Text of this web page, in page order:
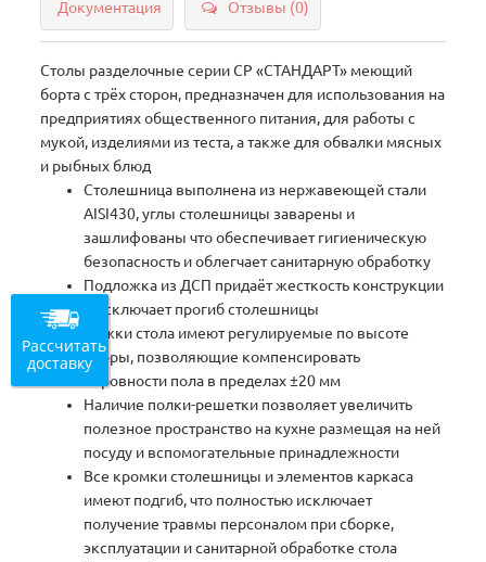
Документация Отзывы (0)
Столы разделочные серии СР «СТАНДАРТ» меющий
борта с трёх сторон, предназначен для использования на
предприятиях общественного питания, для работы с
мукой, изделиями из теста, а также для обвалки мясных
и рыбных блюд
Столешница выполнена из нержавеющей стали
AISI430, углы столешницы заварены и
зашлифованы что обеспечивает гигиеническую
безопасность и облегчает санитарную обработку
Подложка из ДСП придаёт жесткость конструкции
и исключает прогиб столешницы
Ножки стола имеют регулируемые по высоте
опоры, позволяющие компенсировать
неровности пола в пределах ±20 мм
Наличие полки-решетки позволяет увеличить
полезное пространство на кухне размещая на ней
посуду и вспомогательные принадлежности
Все кромки столешницы и элементов каркаса
имеют подгиб, что полностью исключает
получение травмы персоналом при сборке,
эксплуатации и санитарной обработке стола
Рассчитать
доставку